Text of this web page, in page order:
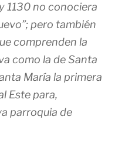
1130 no conociera
pero también
comprenden la
como la de Santa
María la primera
Este para,
parroquia de